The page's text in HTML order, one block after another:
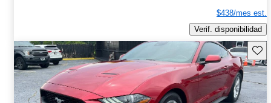
$438/mes est.
Verif. disponibilidad